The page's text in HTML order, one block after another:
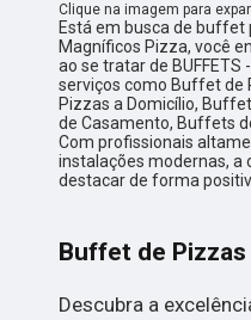
Clique na imagem para
Está em busca de buffet
Magníficos Pizza, você
ao se tratar de BUFFETS
serviços como Buffet de
Pizzas a Domicílio,
de Casamento, Buffets
Com profissionais
instalações modernas, a
destacar de forma
Buffet de Pizzas
Descubra a